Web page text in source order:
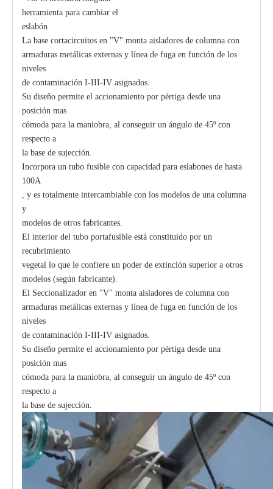
herramienta para cambiar el
eslabón
La base cortacircuitos en "V" monta aisladores de columna con
armaduras metálicas externas y línea de fuga en función de los
niveles
de contaminación I-III-IV asignados.
Su diseño permite el accionamiento por pértiga desde una
posición mas
cómoda para la maniobra, al conseguir un ángulo de 45º con
respecto a
la base de sujección.
Incorpora un tubo fusible con capacidad para eslabones de hasta
100A
, y es totalmente intercambiable con los modelos de una columna
y
modelos de otros fabricantes.
El interior del tubo portafusible está constituido por un
recubrimiento
vegetal lo que le confiere un poder de extinción superior a otros
modelos (según fabricante).
El Seccionalizador en "V" monta aisladores de columna con
armaduras metálicas externas y línea de fuga en función de los
niveles
de contaminación I-III-IV asignados.
Su diseño permite el accionamiento por pértiga desde una
posición mas
cómoda para la maniobra, al conseguir un ángulo de 45º con
respecto a
la base de sujección.